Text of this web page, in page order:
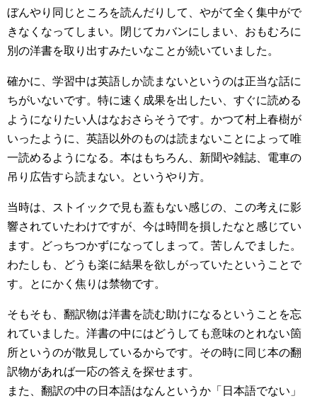
ぼんやり同じところを読んだりして、やがて全く集中がで
きなくなってしまい。閉じてカバンにしまい、おもむろに
別の洋書を取り出すみたいなことが続いていました。
確かに、学習中は英語しか読まないというのは正当な話に
ちがいないです。特に速く成果を出したい、すぐに読める
ようになりたい人はなおさらそうです。かつて村上春樹が
いったように、英語以外のものは読まないことによって唯
一読めるようになる。本はもちろん、新聞や雑誌、電車の
吊り広告すら読まない。というやり方。
当時は、ストイックで見も蓋もない感じの、この考えに影
響されていたわけですが、今は時間を損したなと感じてい
ます。どっちつかずになってしまって。苦しんでました。
わたしも、どうも楽に結果を欲しがっていたということで
す。とにかく焦りは禁物です。
そもそも、翻訳物は洋書を読む助けになるということを忘
れていました。洋書の中にはどうしても意味のとれない箇
所というのが散見しているからです。その時に同じ本の翻
訳物があれば一応の答えを探せます。
また、翻訳の中の日本語はなんというか「日本語でない」